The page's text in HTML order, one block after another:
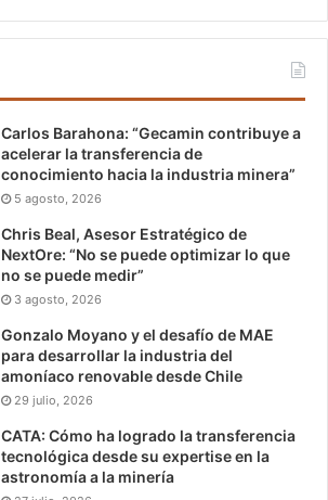
Carlos Barahona: “Gecamin contribuye a
acelerar la transferencia de
conocimiento hacia la industria minera”
5 agosto, 2026
Chris Beal, Asesor Estratégico de
NextOre: “No se puede optimizar lo que
no se puede medir”
3 agosto, 2026
Gonzalo Moyano y el desafío de MAE
para desarrollar la industria del
amoníaco renovable desde Chile
29 julio, 2026
CATA: Cómo ha logrado la transferencia
tecnológica desde su expertise en la
astronomía a la minería